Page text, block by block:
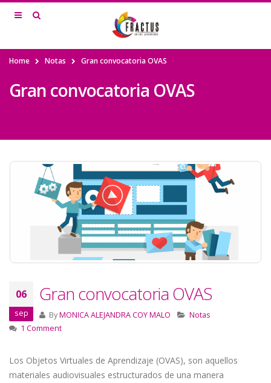
Home Notas Gran convocatoria OVAS
Gran convocatoria OVAS
06
sep
Gran convocatoria OVAS
ByMONICA ALEJANDRA COY MALO
Notas
1 Comment
Los Objetos Virtuales de Aprendizaje (OVAS), son aquellos
materiales audiovisuales estructurados de una manera